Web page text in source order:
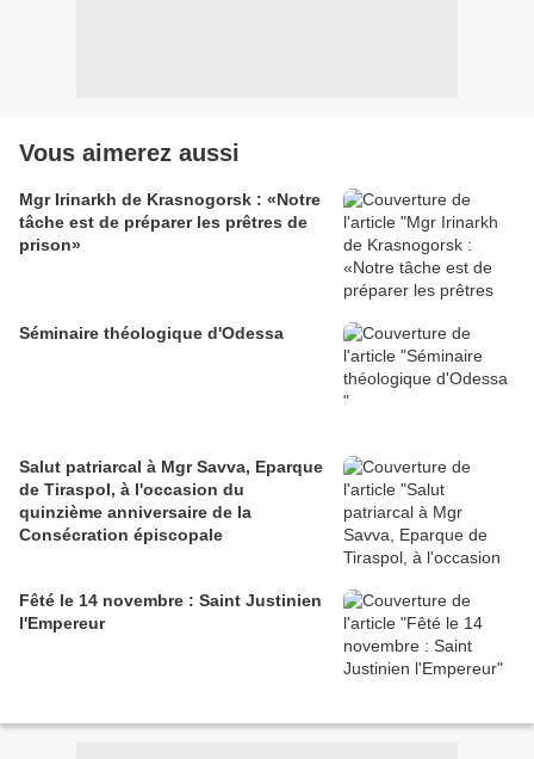
Vous aimerez aussi
Mgr Irinarkh de Krasnogorsk : «Notre
tâche est de préparer les prêtres de
prison»
Séminaire théologique d'Odessa
Salut patriarcal à Mgr Savva, Eparque
de Tiraspol, à l'occasion du
quinzième anniversaire de la
Consécration épiscopale
Fêté le 14 novembre : Saint Justinien
l'Empereur